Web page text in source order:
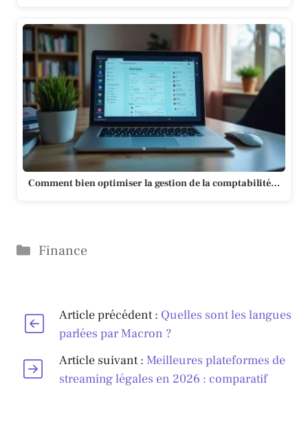
Comment bien optimiser la gestion de la comptabilité…
Catégories
Finance
Article précédent : Quelles sont les langues
parlées par Macron ?
Article suivant :Meilleures plateformes de
streaming légales en 2026 : comparatif